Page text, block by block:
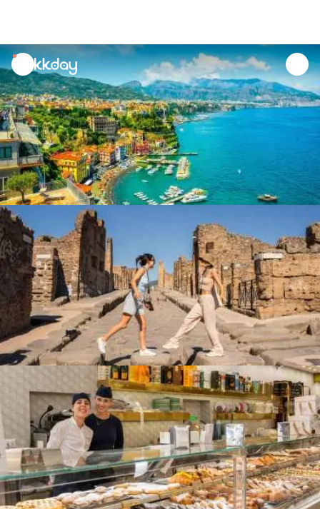
unread
notifications